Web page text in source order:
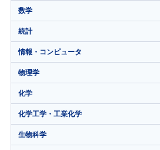
数学
統計
情報・コンピュータ
物理学
化学
化学工学・工業化学
生物科学